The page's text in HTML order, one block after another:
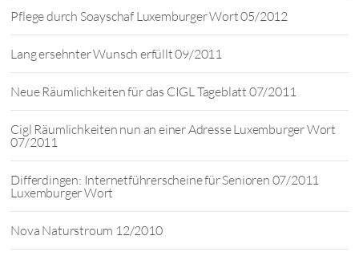
Pflege durch Soayschaf Luxemburger Wort 05/2012
Lang ersehnter Wunsch erfüllt 09/2011
Neue Räumlichkeiten für das CIGL Tageblatt 07/2011
Cigl Räumlichkeiten nun an einer Adresse Luxemburger Wort
07/2011
Differdingen: Internetführerscheine für Senioren 07/2011
Luxemburger Wort
Nova Naturstroum 12/2010